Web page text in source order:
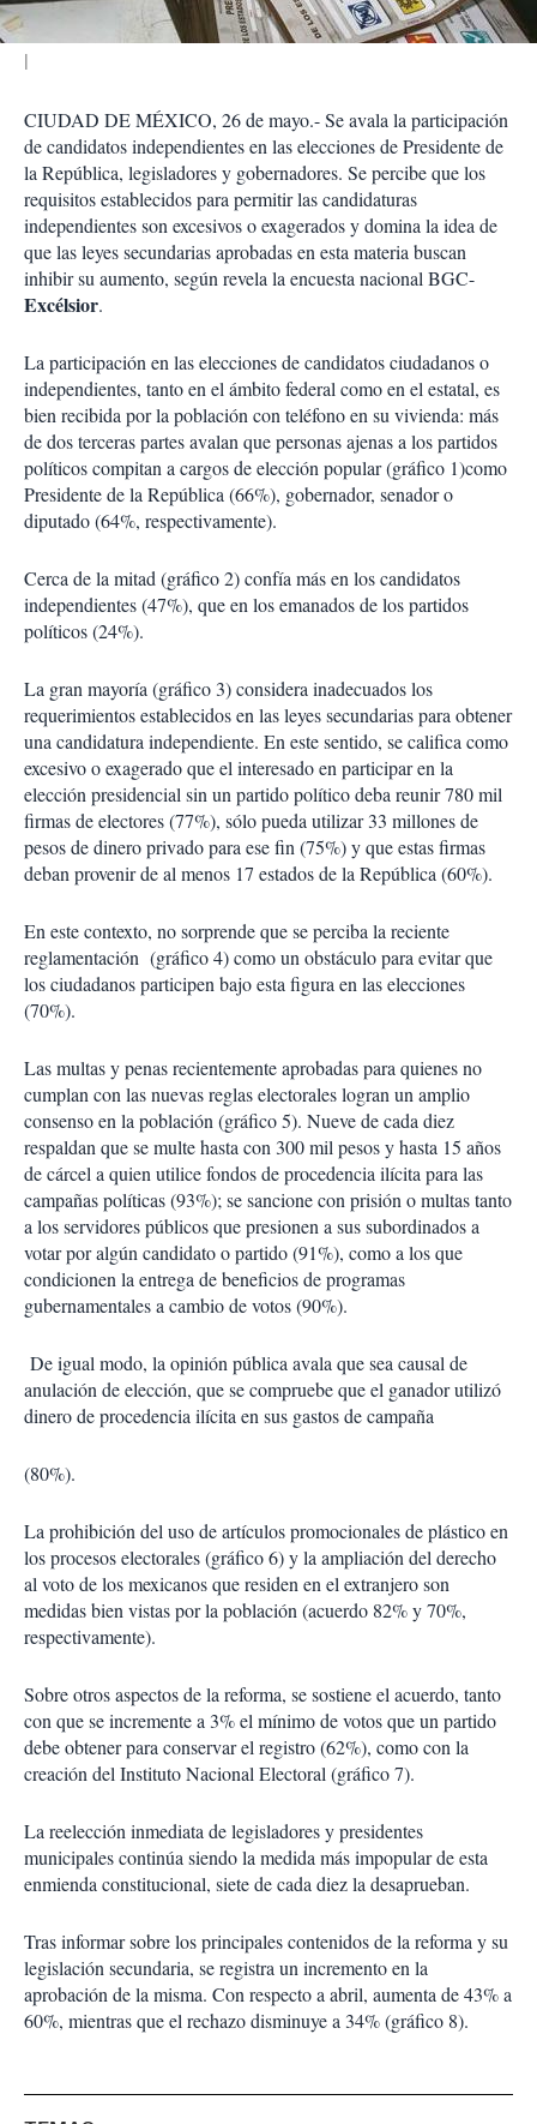
CIUDAD DE MÉXICO, 26 de mayo.- Se avala la participación
de candidatos independientes en las elecciones de Presidente de
la República, legisladores y gobernadores. Se percibe que los
requisitos establecidos para permitir las candidaturas
independientes son excesivos o exagerados y domina la idea de
que las leyes secundarias aprobadas en esta materia buscan
inhibir su aumento, según revela la encuesta nacional BGC-
Excélsior.
La participación en las elecciones de candidatos ciudadanos o
independientes, tanto en el ámbito federal como en el estatal, es
bien recibida por la población con teléfono en su vivienda: más
de dos terceras partes avalan que personas ajenas a los partidos
políticos compitan a cargos de elección popular (gráfico 1)como
Presidente de la República (66%), gobernador, senador o
diputado (64%, respectivamente).
Cerca de la mitad (gráfico 2) confía más en los candidatos
independientes (47%), que en los emanados de los partidos
políticos (24%).
La gran mayoría (gráfico 3) considera inadecuados los
requerimientos establecidos en las leyes secundarias para obtener
una candidatura independiente. En este sentido, se califica como
excesivo o exagerado que el interesado en participar en la
elección presidencial sin un partido político deba reunir 780 mil
firmas de electores (77%), sólo pueda utilizar 33 millones de
pesos de dinero privado para ese fin (75%) y que estas firmas
deban provenir de al menos 17 estados de la República (60%).
En este contexto, no sorprende que se perciba la reciente
reglamentación (gráfico 4) como un obstáculo para evitar que
los ciudadanos participen bajo esta figura en las elecciones
(70%).
Las multas y penas recientemente aprobadas para quienes no
cumplan con las nuevas reglas electorales logran un amplio
consenso en la población (gráfico 5). Nueve de cada diez
respaldan que se multe hasta con 300 mil pesos y hasta 15 años
de cárcel a quien utilice fondos de procedencia ilícita para las
campañas políticas (93%); se sancione con prisión o multas tanto
a los servidores públicos que presionen a sus subordinados a
votar por algún candidato o partido (91%), como a los que
condicionen la entrega de beneficios de programas
gubernamentales a cambio de votos (90%).
De igual modo, la opinión pública avala que sea causal de
anulación de elección, que se compruebe que el ganador utilizó
dinero de procedencia ilícita en sus gastos de campaña
(80%).
La prohibición del uso de artículos promocionales de plástico en
los procesos electorales (gráfico 6) y la ampliación del derecho
al voto de los mexicanos que residen en el extranjero son
medidas bien vistas por la población (acuerdo 82% y 70%,
respectivamente).
Sobre otros aspectos de la reforma, se sostiene el acuerdo, tanto
con que se incremente a 3% el mínimo de votos que un partido
debe obtener para conservar el registro (62%), como con la
creación del Instituto Nacional Electoral (gráfico 7).
La reelección inmediata de legisladores y presidentes
municipales continúa siendo la medida más impopular de esta
enmienda constitucional, siete de cada diez la desaprueban.
Tras informar sobre los principales contenidos de la reforma y su
legislación secundaria, se registra un incremento en la
aprobación de la misma. Con respecto a abril, aumenta de 43% a
60%, mientras que el rechazo disminuye a 34% (gráfico 8).